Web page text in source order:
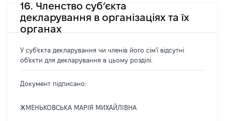
16. Членство суб’єкта
декларування в організаціях та їх
органах
У суб'єкта декларування чи членів його сім'ї відсутні
об'єкти для декларування в цьому розділі.
Документ підписано:
ЖМЕНЬКОВСЬКА МАРІЯ МИХАЙЛІВНА